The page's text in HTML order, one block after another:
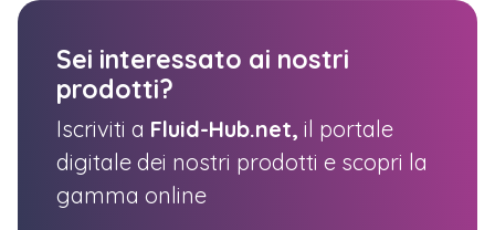
Sei interessato ai nostri
prodotti?
Iscriviti a Fluid-Hub.net, il portale
digitale dei nostri prodotti e scopri la
gamma online